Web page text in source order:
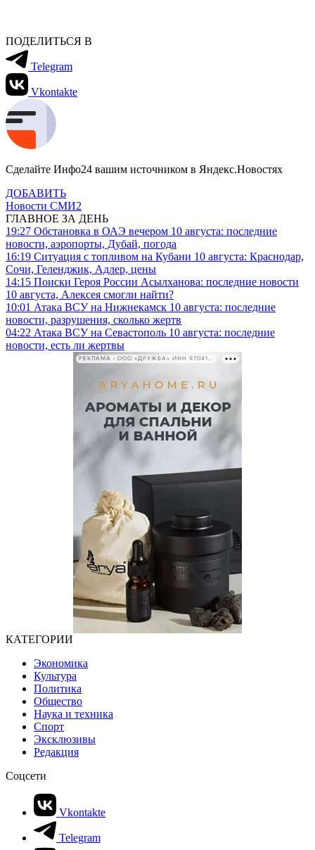
ПОДЕЛИТЬСЯ В
Telegram
Vkontakte
Сделайте Инфо24 вашим источником в Яндекс.Новостях
ДОБАВИТЬ
Новости СМИ2
ГЛАВНОЕ ЗА ДЕНЬ
19:27 Обстановка в ОАЭ вечером 10 августа: последние
новости, аэропорты, Дубай, погода
16:19 Ситуация с топливом на Кубани 10 августа: Краснодар,
Сочи, Геленджик, Адлер, цены
14:15 Поиски Героя России Асылханова: последние новости
10 августа, Алексея смогли найти?
10:01 Атака ВСУ на Нижнекамск 10 августа: последние
новости, разрушения, сколько жертв
04:22 Атака ВСУ на Севастополь 10 августа: последние
новости, есть ли жертвы
РЕКЛАМА • ООО «ДРУЖБА» ИНН 9704146411
КАТЕГОРИИ
Экономика
Культура
Политика
Общество
Наука и техника
Спорт
Эксклюзивы
Редакция
Соцсети
Vkontakte
Telegram